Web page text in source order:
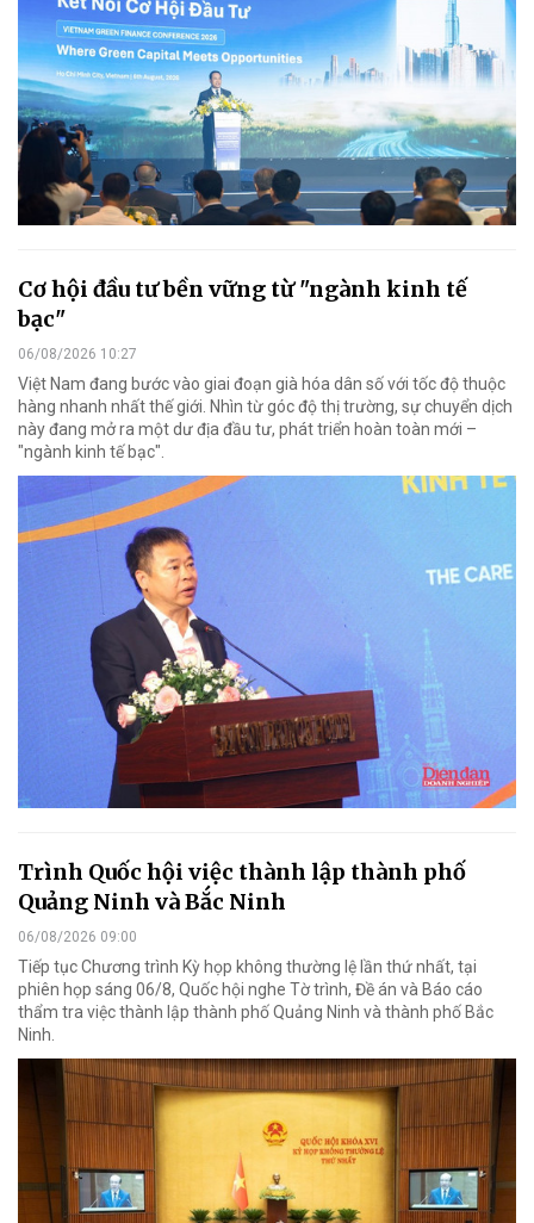
Cơ hội đầu tư bền vững từ "ngành kinh tế
bạc"
06/08/2026 10:27
Việt Nam đang bước vào giai đoạn già hóa dân số với tốc độ thuộc
hàng nhanh nhất thế giới. Nhìn từ góc độ thị trường, sự chuyển dịch
này đang mở ra một dư địa đầu tư, phát triển hoàn toàn mới –
"ngành kinh tế bạc".
Trình Quốc hội việc thành lập thành phố
Quảng Ninh và Bắc Ninh
06/08/2026 09:00
Tiếp tục Chương trình Kỳ họp không thường lệ lần thứ nhất, tại
phiên họp sáng 06/8, Quốc hội nghe Tờ trình, Đề án và Báo cáo
thẩm tra việc thành lập thành phố Quảng Ninh và thành phố Bắc
Ninh.